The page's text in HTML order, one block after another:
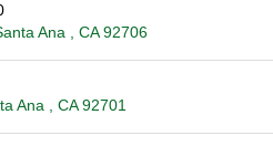
Ana , CA 92706
Ana , CA 92701